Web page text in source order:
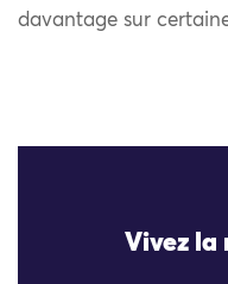
davantage sur
Vivez la